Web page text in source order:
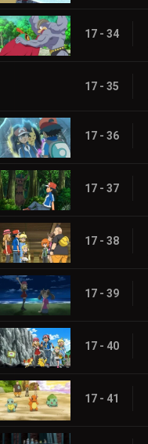
17 - 34
17 - 35
17 - 36
17 - 37
17 - 38
17 - 39
17 - 40
17 - 41